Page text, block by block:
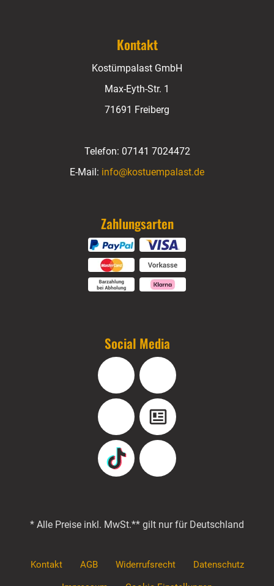
Kontakt
Kostümpalast GmbH
Max-Eyth-Str. 1
71691 Freiberg
Telefon: 07141 7024472
E-Mail: info@kostuempalast.de
Zahlungsarten
Social Media
Facebook Instagram
YouTube Blog
TikTok Pinterest
* Alle Preise inkl. MwSt.** gilt nur für Deutschland
Kontakt AGB Widerrufsrecht Datenschutz